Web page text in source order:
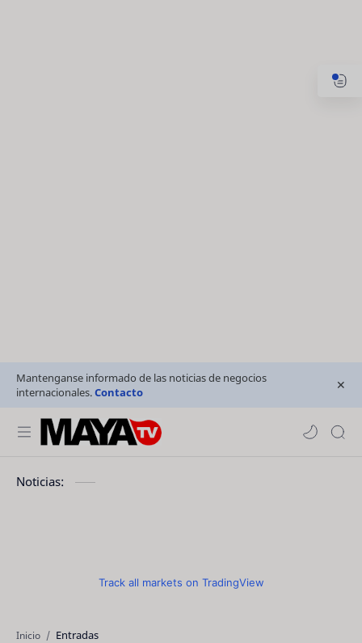
Mantenganse informado de las noticias de negocios
internacionales.Contacto
Noticias:
Track all markets on TradingView
Inicio Entradas